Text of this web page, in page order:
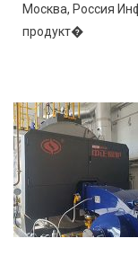
Москва, Россия
продукт�